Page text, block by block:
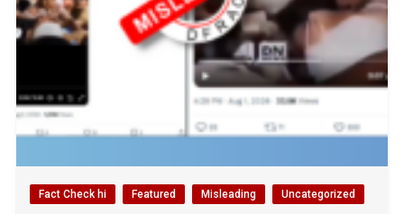
Fact Check hi Featured Misleading Uncategorized